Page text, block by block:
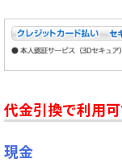
代金引換で利用
現金